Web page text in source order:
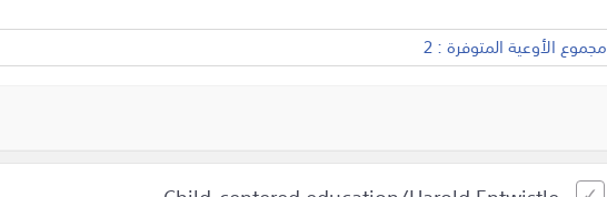
مجموع الأوعية المتوفرة : 2